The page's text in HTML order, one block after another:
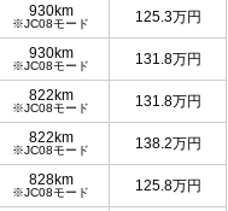
930km
※JC08モード 125.3万円
930km
※JC08モード 131.8万円
822km
※JC08モード 131.8万円
822km
※JC08モード 138.2万円
828km
※JC08モード 125.8万円